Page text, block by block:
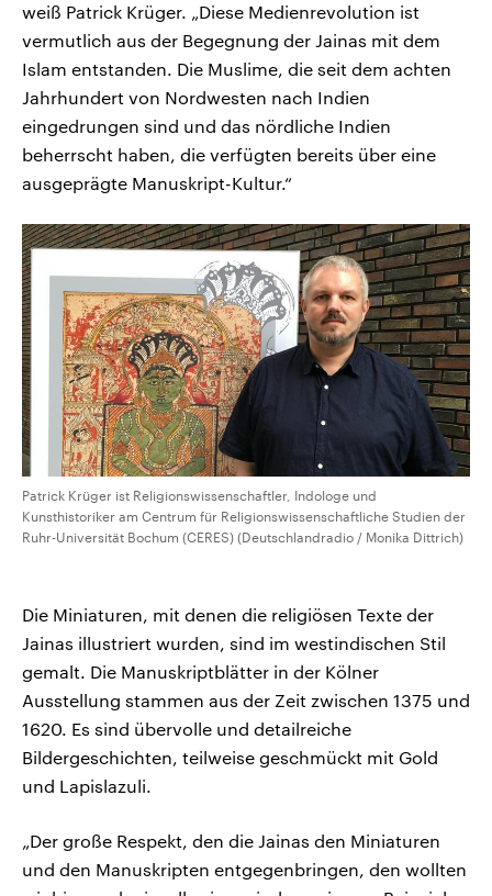
weiß Patrick Krüger. „Diese Medienrevolution ist
vermutlich aus der Begegnung der Jainas mit dem
Islam entstanden. Die Muslime, die seit dem achten
Jahrhundert von Nordwesten nach Indien
eingedrungen sind und das nördliche Indien
beherrscht haben, die verfügten bereits über eine
ausgeprägte Manuskript-Kultur.“
Patrick Krüger ist Religionswissenschaftler, Indologe und
Kunsthistoriker am Centrum für Religionswissenschaftliche Studien der
Ruhr-Universität Bochum (CERES) (Deutschlandradio / Monika Dittrich)
Die Miniaturen, mit denen die religiösen Texte der
Jainas illustriert wurden, sind im westindischen Stil
gemalt. Die Manuskriptblätter in der Kölner
Ausstellung stammen aus der Zeit zwischen 1375 und
1620. Es sind übervolle und detailreiche
Bildergeschichten, teilweise geschmückt mit Gold
und Lapislazuli.
„Der große Respekt, den die Jainas den Miniaturen
und den Manuskripten entgegenbringen, den wollten